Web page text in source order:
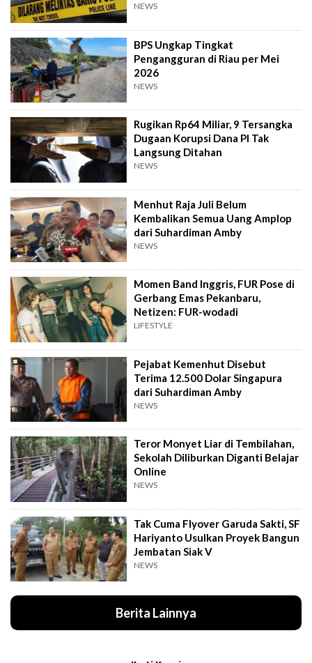
NEWS
BPS Ungkap Tingkat
Pengangguran di Riau per Mei
2026
NEWS
Rugikan Rp64 Miliar, 9 Tersangka
Dugaan Korupsi Dana PI Tak
Langsung Ditahan
NEWS
Menhut Raja Juli Belum
Kembalikan Semua Uang Amplop
dari Suhardiman Amby
NEWS
Momen Band Inggris, FUR Pose di
Gerbang Emas Pekanbaru,
Netizen: FUR-wodadi
LIFESTYLE
Pejabat Kemenhut Disebut
Terima 12.500 Dolar Singapura
dari Suhardiman Amby
NEWS
Teror Monyet Liar di Tembilahan,
Sekolah Diliburkan Diganti Belajar
Online
NEWS
Tak Cuma Flyover Garuda Sakti, SF
Hariyanto Usulkan Proyek Bangun
Jembatan Siak V
NEWS
Berita Lainnya